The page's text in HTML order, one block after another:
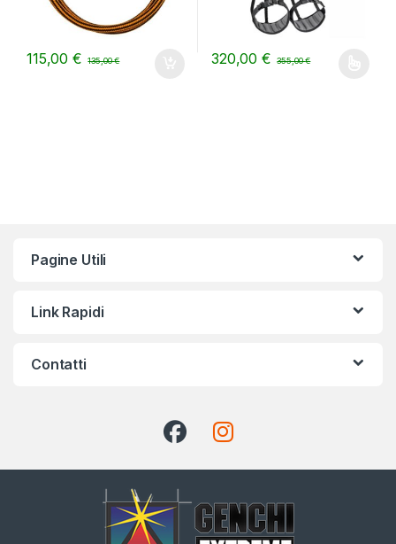
115,00€ 135,00€ 320,00€ 355,00€
Pagine Utili
Link Rapidi
Contatti